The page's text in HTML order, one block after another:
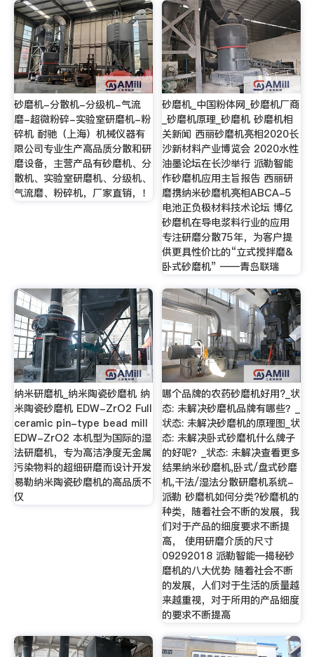
砂磨机-分散机-分级机-气流
磨-超微粉碎-实验室研磨机-粉
碎机 耐驰（上海）机械仪器有
限公司专业生产高品质分散和研
磨设备，主营产品有砂磨机、分
散机、实验室研磨机、分级机、
气流磨、粉碎机，厂家直销，！
砂磨机_中国粉体网_砂磨机厂商
_砂磨机原理_砂磨机 砂磨机相
关新闻 西丽砂磨机亮相2020长
沙新材料产业博览会 2020水性
油墨论坛在长沙举行 派勒智能
作砂磨机应用主旨报告 西丽研
磨携纳米砂磨机亮相ABCA-5
电池正负极材料技术论坛 博亿
砂磨机在导电浆料行业的应用
专注研磨分散75年，为客户提
供更具性价比的“立式搅拌磨&
卧式砂磨机” ——青岛联瑞
纳米研磨机_纳米陶瓷砂磨机 纳
米陶瓷砂磨机 EDW-ZrO2 Full
ceramic pin-type bead mill
EDW-ZrO2 本机型为国际的湿
法研磨机，专为高洁净度无金属
污染物料的超细研磨而设计开发
易勒纳米陶瓷砂磨机的高品质不
仅
哪个品牌的农药砂磨机好用?_状
态: 未解决砂磨机品牌有哪些？_
状态: 未解决砂磨机的原理图_状
态: 未解决卧式砂磨机什么牌子
的好呢？_状态: 未解决查看更多
结果纳米砂磨机,卧式/盘式砂磨
机,干法/湿法分散研磨机系统-
派勒 砂磨机如何分类?砂磨机的
种类，随着社会不断的发展，我
们对于产品的细度要求不断提
高， 使用研磨介质的尺寸
09292018 派勒智能—揭秘砂
磨机的八大优势 随着社会不断
的发展，人们对于生活的质量越
来越重视，对于所用的产品细度
的要求不断提高